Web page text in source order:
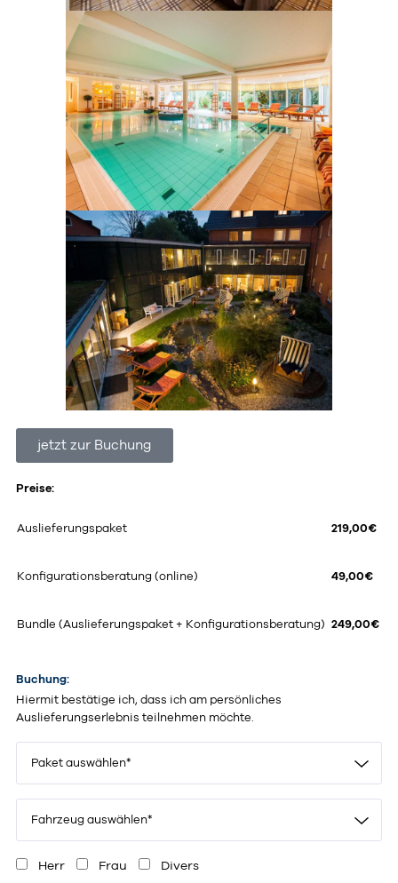
jetzt zur Buchung
Preise:
Auslieferungspaket 219,00€
Konfigurationsberatung (online) 49,00€
Bundle (Auslieferungspaket + Konfigurationsberatung) 249,00€
Buchung:
Hiermit bestätige ich, dass ich am persönliches
Auslieferungserlebnis teilnehmen möchte.
Paket auswählen*
Fahrzeug auswählen*
Herr Frau Divers